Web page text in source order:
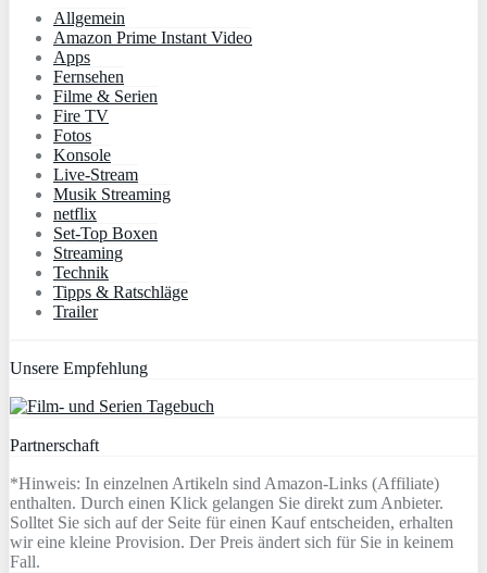
Allgemein
Amazon Prime Instant Video
Apps
Fernsehen
Filme & Serien
Fire TV
Fotos
Konsole
Live-Stream
Musik Streaming
netflix
Set-Top Boxen
Streaming
Technik
Tipps & Ratschläge
Trailer
Unsere Empfehlung
Partnerschaft
*Hinweis: In einzelnen Artikeln sind Amazon-Links (Affiliate)
enthalten. Durch einen Klick gelangen Sie direkt zum Anbieter.
Solltet Sie sich auf der Seite für einen Kauf entscheiden, erhalten
wir eine kleine Provision. Der Preis ändert sich für Sie in keinem
Fall.